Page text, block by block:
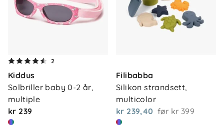
2
Kiddus
Solbriller baby 0-2 år,
multiple
kr 239
Filibabba
Silikon strandsett,
multicolor
kr 239,40 før kr 399